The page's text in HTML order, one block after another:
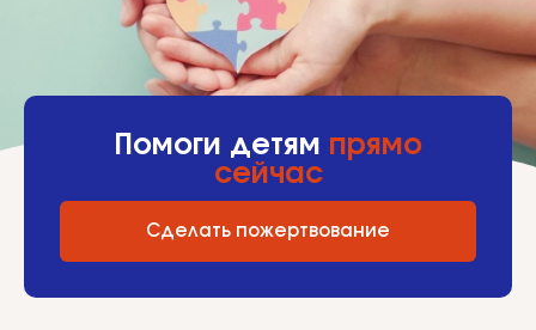
Помоги детям прямо
сейчас
Сделать пожертвование